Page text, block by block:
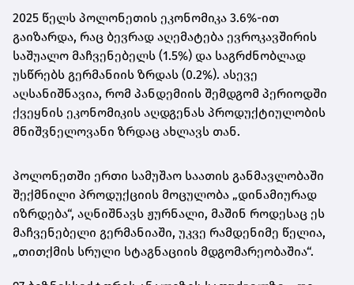
2025 წელს პოლონეთის ეკონომიკა 3.6%-ით
გაიზარდა, რაც ბევრად აღემატება ევროკავშირის
საშუალო მაჩვენებელს (1.5%) და საგრძნობლად
უსწრებს გერმანიის ზრდას (0.2%). ასევე
აღსანიშნავია, რომ პანდემიის შემდგომ პერიოდში
ქვეყნის ეკონომიკის აღდგენას პროდუქტიულობის
მნიშვნელოვანი ზრდაც ახლავს თან.
პოლონეთში ერთი სამუშაო საათის განმავლობაში
შექმნილი პროდუქციის მოცულობა „დინამიურად
იზრდება“, აღნიშნავს ჟურნალი, მაშინ როდესაც ეს
მაჩვენებელი გერმანიაში, უკვე რამდენიმე წელია,
„თითქმის სრული სტაგნაციის მდგომარეობაშია“.